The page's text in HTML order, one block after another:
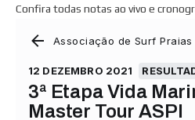
Confira todas notas ao vivo e